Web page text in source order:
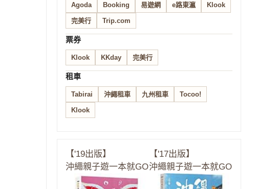
Agoda Booking 易遊網 e路東瀛 Klook
完美行 Trip.com
票券
Klook KKday 完美行
租車
Tabirai 沖繩租車 九州租車 Tocoo!
Klook
【'19出版】
沖繩親子遊一本就GO
【'17出版】
沖繩親子遊一本就GO